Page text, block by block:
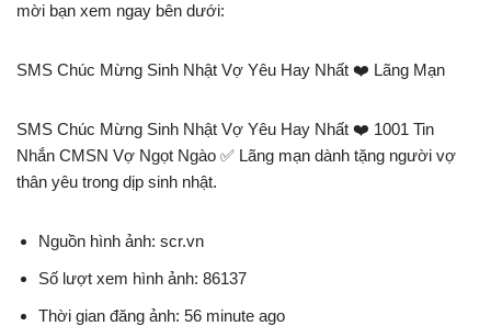
mời bạn xem ngay bên dưới:
SMS Chúc Mừng Sinh Nhật Vợ Yêu Hay Nhất ❤️️ Lãng Mạn
SMS Chúc Mừng Sinh Nhật Vợ Yêu Hay Nhất ❤️️ 1001 Tin
Nhắn CMSN Vợ Ngọt Ngào ✅ Lãng mạn dành tặng người vợ
thân yêu trong dịp sinh nhật.
Nguồn hình ảnh: scr.vn
Số lượt xem hình ảnh: 86137
Thời gian đăng ảnh: 56 minute ago